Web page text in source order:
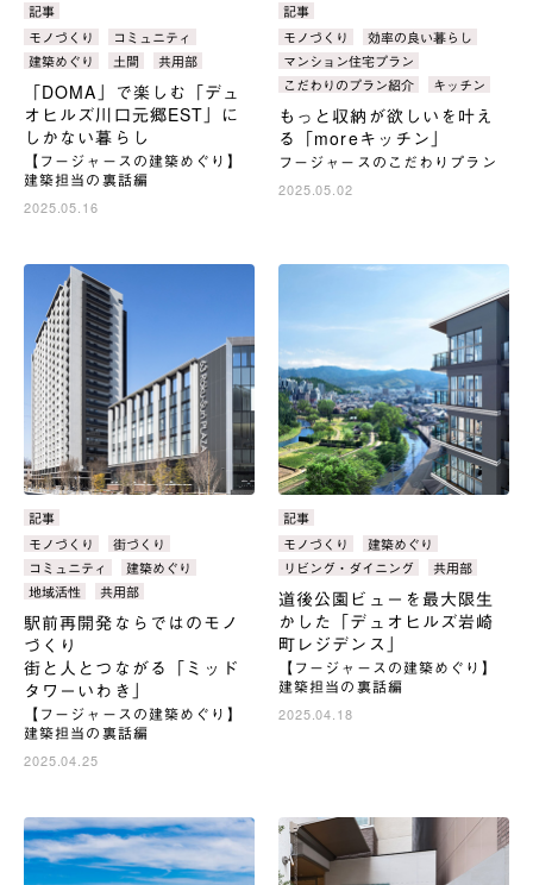
カ
テ
ゴ
リ：
記事
タ
グ：
モノづくり
コミュニティ
建築めぐり
土間 共用部
「DOMA」で楽しむ「デュ
オヒルズ川口元郷EST」に
しかない暮らし
【フージャースの建築めぐり】
建築担当の裏話編
2025.05.16
カ
テ
ゴ
リ：
記事
タ
グ：
モノづくり
効率の良い暮らし
マンション住宅プラン
こだわりのプラン紹介
キッチン
もっと収納が欲しいを叶え
る「moreキッチン」
フージャースのこだわりプラン
2025.05.02
カ
テ
ゴ
リ：
記事
タ
グ：
モノづくり
街づくり
コミュニティ
建築めぐり
地域活性
共用部
駅前再開発ならではのモノ
づくり
街と人とつながる「ミッド
タワーいわき」
【フージャースの建築めぐり】
建築担当の裏話編
2025.04.25
カ
テ
ゴ
リ：
記事
タ
グ：
モノづくり
建築めぐり
リビング・ダイニング
共用部
道後公園ビューを最大限生
かした「デュオヒルズ岩崎
町レジデンス」
【フージャースの建築めぐり】
建築担当の裏話編
2025.04.18